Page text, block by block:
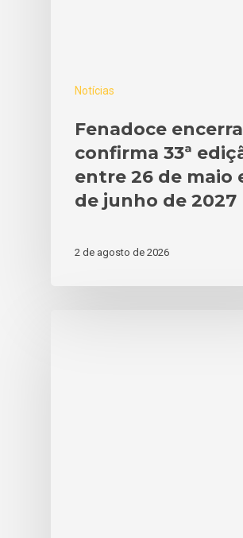
Notícias
Fenadoce
confirma 33ª
entre 26 de maio
de junho de 2027
2 de agosto de 2026